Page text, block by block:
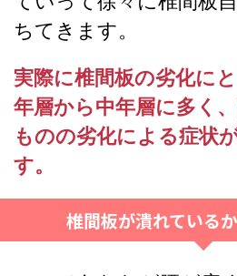
ちてきます。
実際に椎間板の劣化に
年層から中年層に多く
ものの劣化による症状
す。
椎間板が潰れている